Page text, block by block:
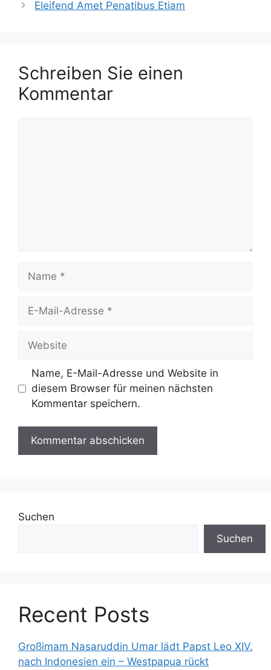
Eleifend Amet Penatibus Etiam
Schreiben Sie einen
Kommentar
Mail-
Name, E-Mail-Adresse und Website in
diesem Browser für meinen nächsten
Kommentar speichern.
Suchen
Suchen
Recent Posts
Großimam Nasaruddin Umar lädt Papst Leo XIV.
nach Indonesien ein – Westpapua rückt